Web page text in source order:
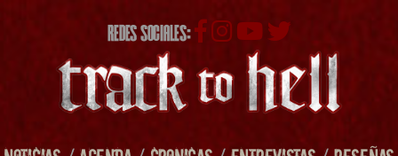
REDES SOCIALES: